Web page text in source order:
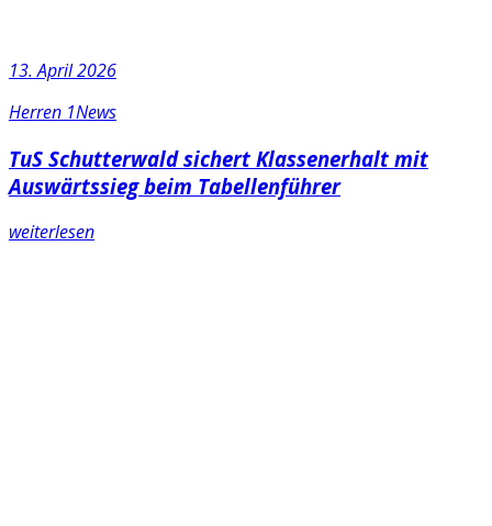
13. April 2026
Herren 1News
TuS Schutterwald sichert Klassenerhalt mit
Auswärtssieg beim Tabellenführer
weiterlesen